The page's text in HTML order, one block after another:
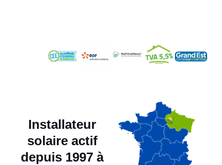
Installateur
solaire actif
depuis 1997 à